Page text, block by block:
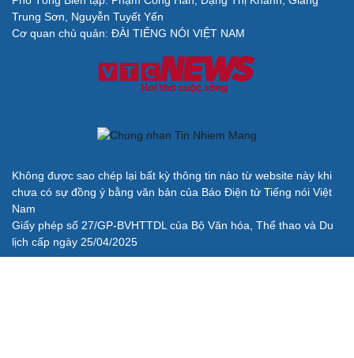
Trung Sơn, Nguyễn Tuyết Yến
Cơ quan chủ quản: ĐÀI TIẾNG NÓI VIỆT NAM
Không được sao chép lại bất kỳ thông tin nào từ website này khi
chưa có sự đồng ý bằng văn bản của Báo Điện tử Tiếng nói Việt
Nam
Giấy phép số 27/GP-BVHTTDL của Bộ Văn hóa, Thể thao và Du
lịch cấp ngày 25/04/2025